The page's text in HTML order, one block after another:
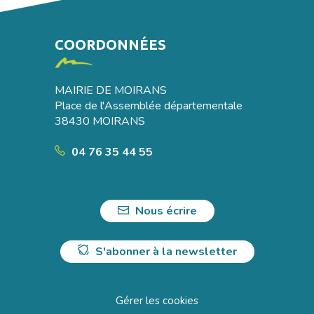
COORDONNÉES
MAIRIE DE MOIRANS
Place de l'Assemblée départementale
38430 MOIRANS
04 76 35 44 55
Nous écrire
S'abonner à la newsletter
Gérer les cookies